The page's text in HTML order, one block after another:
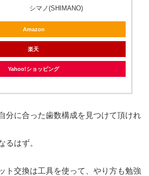
シマノ(SHIMANO)
Amazon
楽天
Yahoo!ショッピング
分に合った歯数構成を見つけて頂けれ
るはず。
ト交換は工具を使って、やり方も勉強